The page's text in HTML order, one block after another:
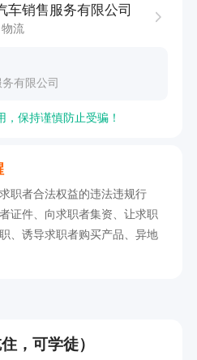
车销售服务有限公司
流
有限公司
保持谨慎防止受骗！
职者合法权益的违法违规行
证件、向求职者集资、让求职
、诱导求职者购买产品、异地
，可学徒）